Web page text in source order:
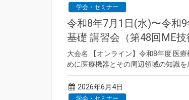
学会・セミナー
令和8年7月1日(水)〜令和
基礎 講習会（第48回ME技
大会名 【オンライン】令和8年度 医
めに医療機器とその周辺領域の知識
2026年6月4日